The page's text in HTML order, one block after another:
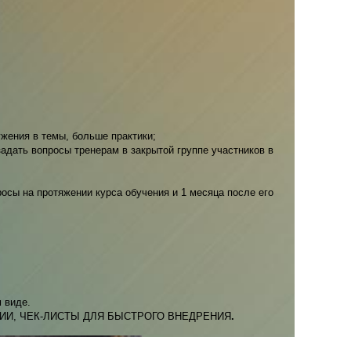
в темы, больше практики;
вопросы тренерам в закрытой группе участников в
на протяжении курса обучения и 1 месяца после его
виде.
ЧЕК-ЛИСТЫ ДЛЯ БЫСТРОГО ВНЕДРЕНИЯ.